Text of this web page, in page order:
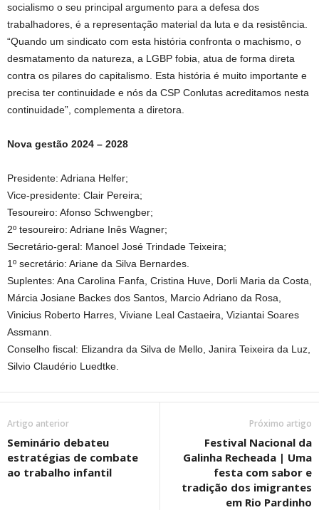
socialismo o seu principal argumento para a defesa dos
trabalhadores, é a representação material da luta e da resistência.
“Quando um sindicato com esta história confronta o machismo, o
desmatamento da natureza, a LGBP fobia, atua de forma direta
contra os pilares do capitalismo. Esta história é muito importante e
precisa ter continuidade e nós da CSP Conlutas acreditamos nesta
continuidade”, complementa a diretora.
Nova gestão 2024 – 2028
Presidente: Adriana Helfer;
Vice-presidente: Clair Pereira;
Tesoureiro: Afonso Schwengber;
2º tesoureiro: Adriane Inês Wagner;
Secretário-geral: Manoel José Trindade Teixeira;
1º secretário: Ariane da Silva Bernardes.
Suplentes: Ana Carolina Fanfa, Cristina Huve, Dorli Maria da Costa,
Márcia Josiane Backes dos Santos, Marcio Adriano da Rosa,
Vinicius Roberto Harres, Viviane Leal Castaeira, Viziantai Soares
Assmann.
Conselho fiscal: Elizandra da Silva de Mello, Janira Teixeira da Luz,
Silvio Claudério Luedtke.
Artigo anterior
Seminário debateu
estratégias de combate
ao trabalho infantil
Próximo artigo
Festival Nacional da
Galinha Recheada | Uma
festa com sabor e
tradição dos imigrantes
em Rio Pardinho